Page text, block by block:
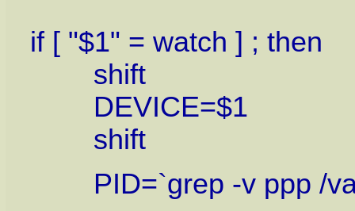
if [ "$1" = watch ] ; then
shift
DEVICE=$1
shift
PID=`grep -v ppp /